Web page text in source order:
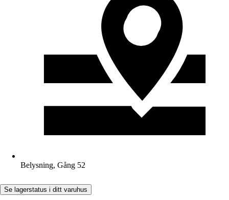
Belysning, Gång 52
Se lagerstatus i ditt varuhus